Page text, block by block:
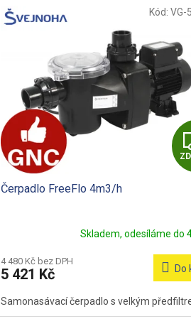
Čerpadlo FreeFlo 4m3/h
Skladem, odesíláme do
4 480 Kč bez DPH
5 421 Kč Do
Samonasávací čerpadlo s velkým
Kód: VG-